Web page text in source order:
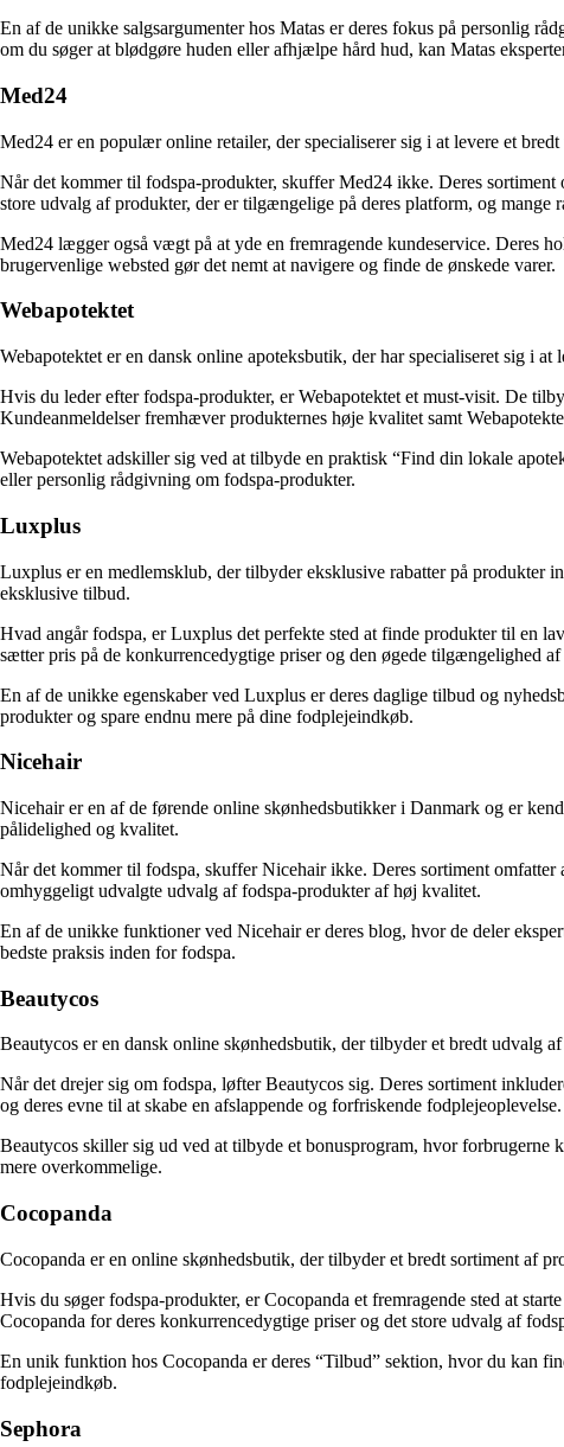
En af de unikke salgsargumenter hos Matas er deres fokus på personlig
om du søger at blødgøre huden eller afhjælpe hård hud, kan Matas
Med24
Med24 er en populær online retailer, der specialiserer sig i at levere et
Når det kommer til fodspa-produkter, skuffer Med24 ikke. Deres
store udvalg af produkter, der er tilgængelige på deres platform, og
Med24 lægger også vægt på at yde en fremragende kundeservice. Deres
brugervenlige websted gør det nemt at navigere og finde de ønskede varer.
Webapotektet
Webapotektet er en dansk online apoteksbutik, der har specialiseret sig i
Hvis du leder efter fodspa-produkter, er Webapotektet et must-visit. De
Kundeanmeldelser fremhæver produkternes høje kvalitet samt
Webapotektet adskiller sig ved at tilbyde en praktisk “Find din lokale
eller personlig rådgivning om fodspa-produkter.
Luxplus
Luxplus er en medlemsklub, der tilbyder eksklusive rabatter på
eksklusive tilbud.
Hvad angår fodspa, er Luxplus det perfekte sted at finde produkter til en
sætter pris på de konkurrencedygtige priser og den øgede tilgængelighed
En af de unikke egenskaber ved Luxplus er deres daglige tilbud og
produkter og spare endnu mere på dine fodplejeindkøb.
Nicehair
Nicehair er en af de førende online skønhedsbutikker i Danmark og er
pålidelighed og kvalitet.
Når det kommer til fodspa, skuffer Nicehair ikke. Deres sortiment
omhyggeligt udvalgte udvalg af fodspa-produkter af høj kvalitet.
En af de unikke funktioner ved Nicehair er deres blog, hvor de deler
bedste praksis inden for fodspa.
Beautycos
Beautycos er en dansk online skønhedsbutik, der tilbyder et bredt udvalg
Når det drejer sig om fodspa, løfter Beautycos sig. Deres sortiment
og deres evne til at skabe en afslappende og forfriskende fodplejeoplevelse.
Beautycos skiller sig ud ved at tilbyde et bonusprogram, hvor forbrugerne
mere overkommelige.
Cocopanda
Cocopanda er en online skønhedsbutik, der tilbyder et bredt sortiment af
Hvis du søger fodspa-produkter, er Cocopanda et fremragende sted at
Cocopanda for deres konkurrencedygtige priser og det store udvalg af
En unik funktion hos Cocopanda er deres “Tilbud” sektion, hvor du kan
fodplejeindkøb.
Sephora